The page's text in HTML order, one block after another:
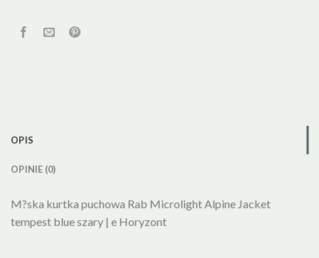
OPIS
OPINIE (0)
M?ska kurtka puchowa Rab Microlight Alpine Jacket
tempest blue szary | e Horyzont